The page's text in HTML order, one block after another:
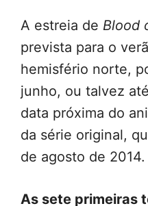
A estreia de Blood
prevista para o
hemisfério norte,
junho, ou talvez
data próxima do
da série original,
de agosto de 2014.
As sete primeiras